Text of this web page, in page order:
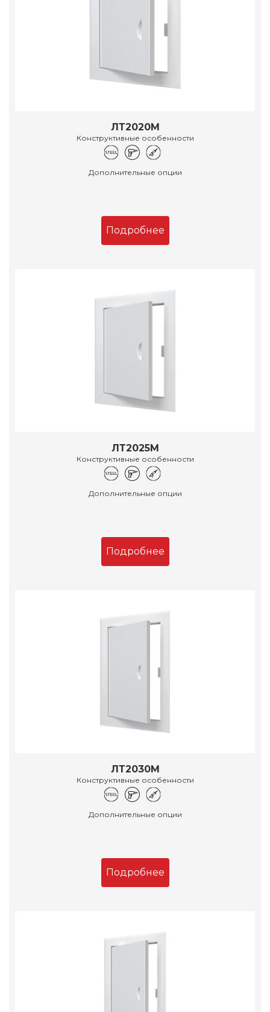
ЛТ2020М
Конструктивные особенности
Дополнительные опции
Подробнее
ЛТ2025М
Конструктивные особенности
Дополнительные опции
Подробнее
ЛТ2030М
Конструктивные особенности
Дополнительные опции
Подробнее